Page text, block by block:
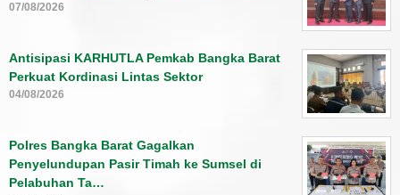
07/08/2026
Antisipasi KARHUTLA Pemkab Bangka Barat
Perkuat Kordinasi Lintas Sektor
04/08/2026
Polres Bangka Barat Gagalkan
Penyelundupan Pasir Timah ke Sumsel di
Pelabuhan Ta…